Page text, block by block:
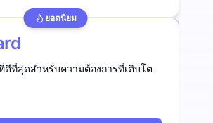
ยอดนิยม
ดีที่สุดสำหรับความต้องการที่เติบโต